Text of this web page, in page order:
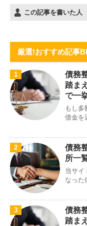
この記事を書いた人
厳選!おすすめ記事
1
債務
踏ま
で一
もし多
借金を
2
債務
所一
当サイ
なった
3
債務
踏ま